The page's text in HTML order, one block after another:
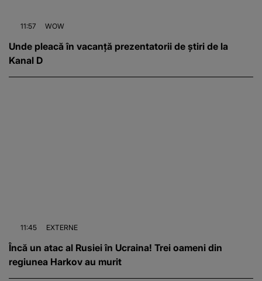
11:57 WOW
Unde pleacă în vacanță prezentatorii de știri de la
Kanal D
11:45 EXTERNE
Încă un atac al Rusiei în Ucraina! Trei oameni din
regiunea Harkov au murit